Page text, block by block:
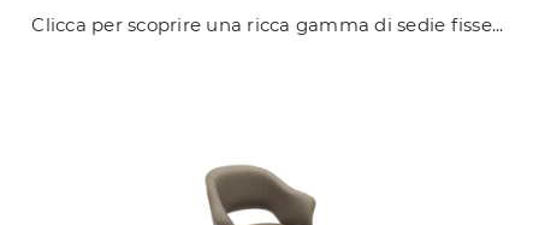
Clicca per scoprire una ricca gamma di sedie fisse per stanze moderne: il modello Shave/A di Zamagna ti sta aspettando!